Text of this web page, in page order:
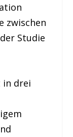
zwischen
Studie
in drei